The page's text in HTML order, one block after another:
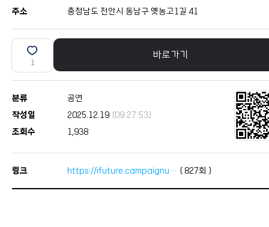
주소
충청남도 천안시 동남구 옛농고1길 41
1
바로가기
분류
공연
작성일
2025.12.19 (09:27:53)
조회수
1,938
링크 https://ifuture.campaignu… ( 827회 )